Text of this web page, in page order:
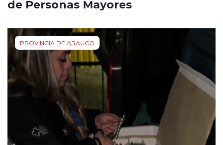
de Personas Mayores
PROVINCIA DE ARAUCO